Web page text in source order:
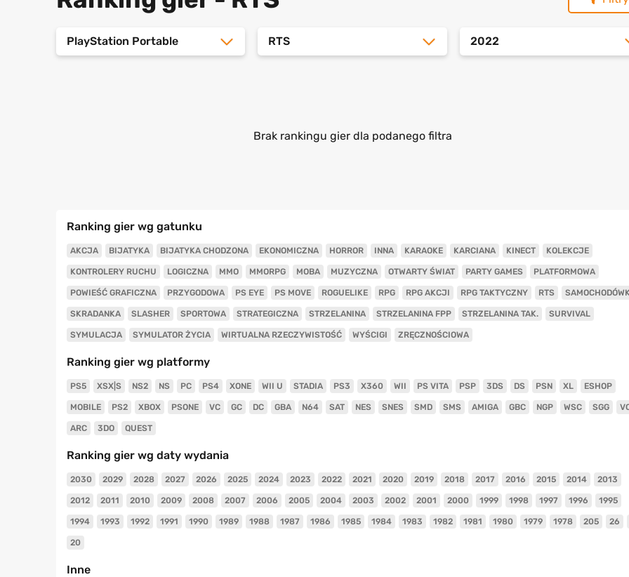
PlayStation Portable RTS 2022
Brak rankingu gier dla podanego filtra
Ranking gier wg gatunku
AKCJA BIJATYKA BIJATYKA CHODZONA EKONOMICZNA HORROR INNA KARAOKE KARCIANA KINECT KOLEKCJE
KONTROLERY RUCHU LOGICZNA MMO MMORPG MOBA MUZYCZNA OTWARTY ŚWIAT PARTY GAMES PLATFORMOWA
POWIEŚĆ GRAFICZNA PRZYGODOWA PS EYE PS MOVE ROGUELIKE RPG RPG AKCJI RPG TAKTYCZNY RTS
SKRADANKA SLASHER SPORTOWA STRATEGICZNA STRZELANINA STRZELANINA FPP STRZELANINA TAK. SURVIVAL
SYMULACJA SYMULATOR ŻYCIA WIRTUALNA RZECZYWISTOŚĆ WYŚCIGI ZRĘCZNOŚCIOWA
Ranking gier wg platformy
PS5 XSX|S NS2 NS PC PS4 XONE WII U STADIA PS3 X360 WII PS VITA PSP 3DS DS PSN XL ESHOP
MOBILE PS2 XBOX PSONE VC GC DC GBA N64 SAT NES SNES SMD SMS AMIGA GBC NGP WSC SGG
ARC 3DO QUEST
Ranking gier wg daty wydania
2030 2029 2028 2027 2026 2025 2024 2023 2022 2021 2020 2019 2018 2017 2016 2015 2014 2013
2012 2011 2010 2009 2008 2007 2006 2005 2004 2003 2002 2001 2000 1999 1998 1997 1996 1995
1994 1993 1992 1991 1990 1989 1988 1987 1986 1985 1984 1983 1982 1981 1980 1979 1978 205 26
20
Inne